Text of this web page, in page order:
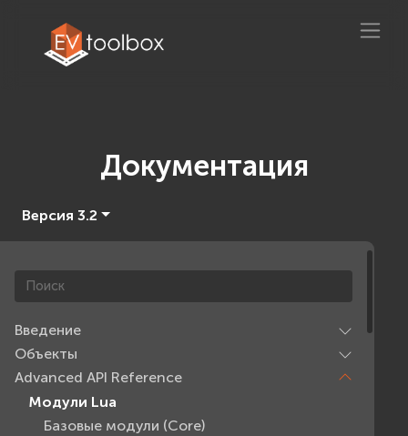
Документация
Версия 3.2
Введение
Объекты
Advanced API Reference
Модули Lua
Базовые модули (Core)